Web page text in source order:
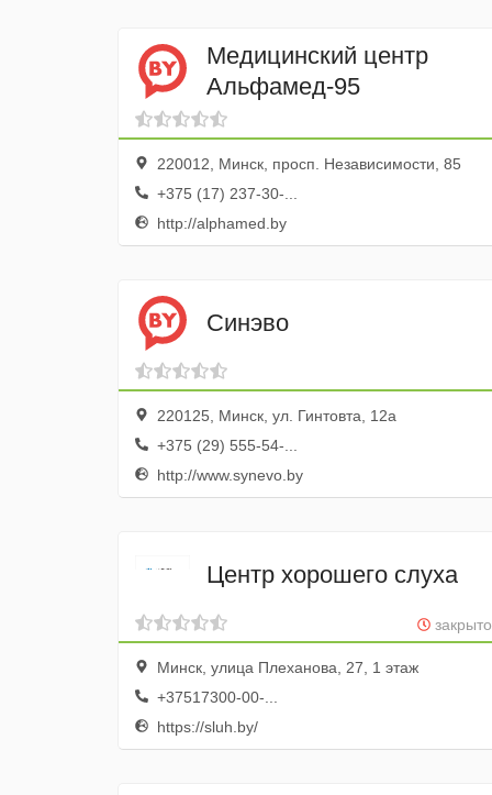
Медицинский центр
Альфамед-95
220012, Минск, просп. Независимости, 85
+375 (17) 237-30-...
http://alphamed.by
Синэво
220125, Минск, ул. Гинтовта, 12а
+375 (29) 555-54-...
http://www.synevo.by
Центр хорошего слуха
закрыто
Минск, улица Плеханова, 27, 1 этаж
+37517300-00-...
https://sluh.by/